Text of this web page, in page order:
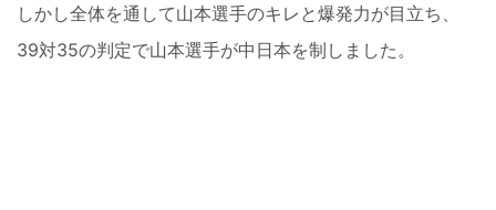
しかし全体を通して山本選手のキレと爆発力が目立ち、
39対35の判定で山本選手が中日本を制しました。